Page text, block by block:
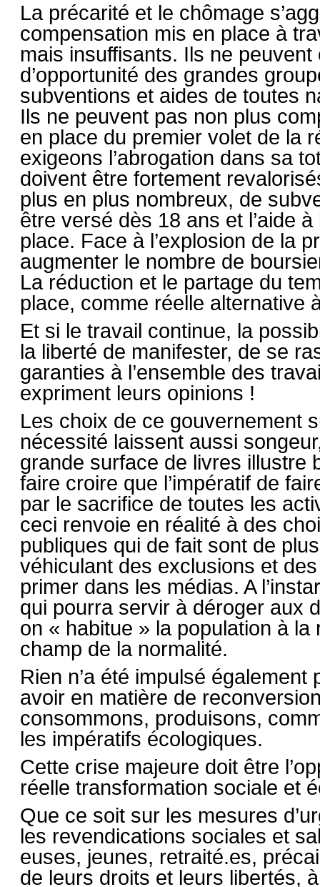
La précarité et le chômage
compensation mis en place à
mais insuffisants. Ils ne
d’opportunité des grandes
subventions et aides de toutes
Ils ne peuvent pas non plus
en place du premier volet de la
exigeons l’abrogation dans sa
doivent être fortement
plus en plus nombreux, de
être versé dès 18 ans et l’aide
place. Face à l’explosion de la
augmenter le nombre de
La réduction et le partage du
place, comme réelle alternative
Et si le travail continue, la
la liberté de manifester, de se
garanties à l’ensemble des
expriment leurs opinions !
Les choix de ce gouvernement
nécessité laissent aussi
grande surface de livres illustre
faire croire que l’impératif de
par le sacrifice de toutes les
ceci renvoie en réalité à des
publiques qui de fait sont de
véhiculant des exclusions et
primer dans les médias. A
qui pourra servir à déroger aux
on « habitue » la population à
champ de la normalité.
Rien n’a été impulsé
avoir en matière de
consommons, produisons,
les impératifs écologiques.
Cette crise majeure doit être
réelle transformation sociale et
Que ce soit sur les mesures
les revendications sociales et
euses, jeunes, retraité.es,
de leurs droits et leurs libertés,